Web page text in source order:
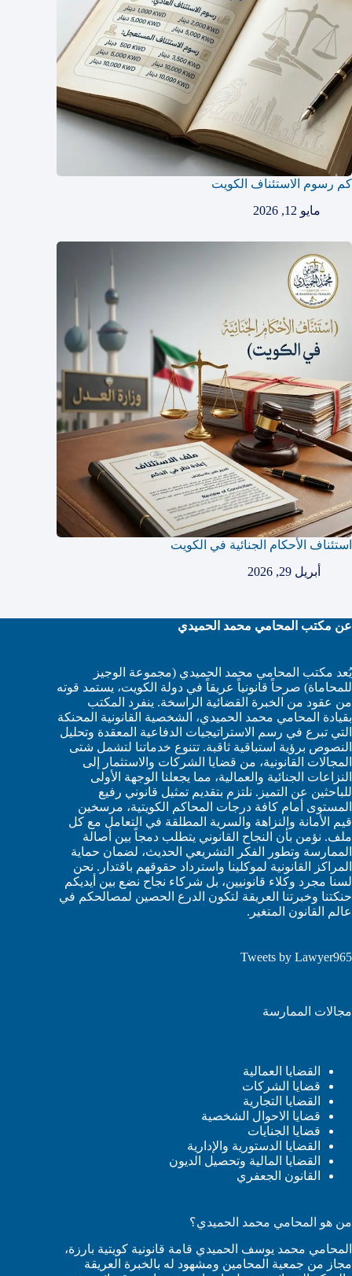
كم رسوم الاستئناف الكويت
مايو 12, 2026
استئناف الأحكام الجنائية في الكويت
أبريل 29, 2026
عن مكتب المحامي محمد الحميدي
يُعد مكتب المحامي محمد الحميدي (مجموعة الوجيز
للمحاماة) صرحاً قانونياً عريقاً في دولة الكويت، يستمد قوته
من عقود من الخبرة القضائية الراسخة. ينفرد المكتب
بقيادة المحامي محمد الحميدي، الشخصية القانونية المحنكة
التي تبرع في رسم الاستراتيجيات الدفاعية المعقدة وتحليل
النصوص برؤية استباقية ثاقبة. تتنوع خدماتنا لتشمل شتى
المجالات القانونية، من قضايا الشركات والاستثمار إلى
النزاعات الجنائية والعمالية، مما يجعلنا الوجهة الأولى
للباحثين عن التميز. نلتزم بتقديم تمثيل قانوني رفيع
المستوى أمام كافة درجات المحاكم الكويتية، مرسخين
قيم الأمانة والنزاهة والسرية المطلقة في التعامل مع كل
ملف. نؤمن بأن النجاح القانوني يتطلب دمجاً بين أصالة
الممارسة وتطور الفكر التشريعي الحديث، لضمان حماية
المراكز القانونية لموكلينا واسترداد حقوقهم باقتدار. نحن
لسنا مجرد وكلاء قانونيين، بل شركاء نجاح نضع بين أيديكم
حنكتنا وخبرتنا العريقة لتكون الدرع الحصين لمصالحكم في
عالم القانون المتغير.
Tweets by Lawyer965
مجالات الممارسة
القضايا العمالية
قضايا الشركات
القضايا التجارية
قضايا الاحوال الشخصية
قضايا الجنايات
القضايا الدستورية والإدارية
القضايا المالية وتحصيل الديون
القانون الجعفري
من هو المحامي محمد الحميدي؟
المحامي محمد يوسف الحميدي قامة قانونية كويتية بارزة،
مجاز من جمعية المحامين ومشهود له بالخبرة العريقة